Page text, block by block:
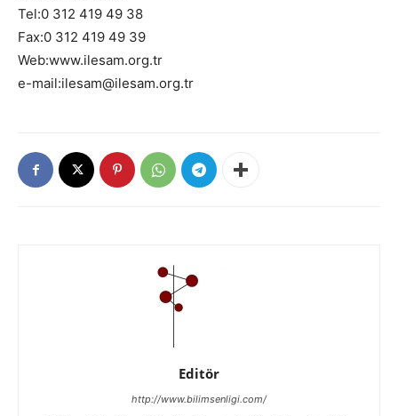
Tel:0 312 419 49 38
Fax:0 312 419 49 39
Web:www.ilesam.org.tr
e-mail:ilesam@ilesam.org.tr
Editör
http://www.bilimsenligi.com/